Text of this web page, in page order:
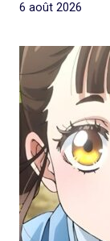
6 août 2026